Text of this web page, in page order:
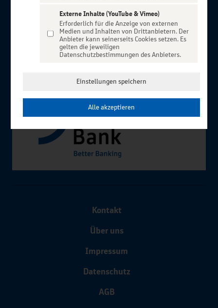
Service für alle Kunden der BBBank. Auf unserem einzigartigen
Portal finden Sie Tickets für atemberaubende Konzerte,
Musicals und Shows, die Fußball-Bundesliga sowie die
Champions League und die Europa League.
In Zusammenarbeit mit
Kontakt
Über uns
Impressum
Datenschutz
AGB
Externe Inhalte (YouTube & Vimeo)
Erforderlich für die Anzeige von externen
Medien und Inhalten von Drittanbietern. Der
Anbieter kann seinerseits Cookies setzen. Es
gelten die jeweiligen
Datenschutzbestimmungen des Anbieters.
Einstellungen speichern
Alle akzeptieren